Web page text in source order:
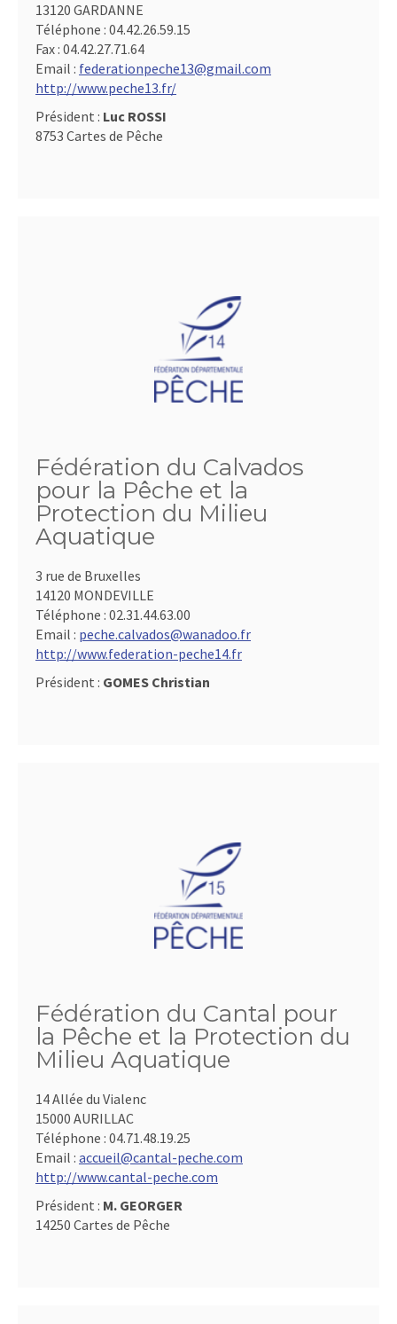
13120 GARDANNE
Téléphone : 04.42.26.59.15
Fax : 04.42.27.71.64
Email : federationpeche13@gmail.com
http://www.peche13.fr/
Président : Luc ROSSI
8753 Cartes de Pêche
Fédération du Calvados
pour la Pêche et la
Protection du Milieu
Aquatique
3 rue de Bruxelles
14120 MONDEVILLE
Téléphone : 02.31.44.63.00
Email : peche.calvados@wanadoo.fr
http://www.federation-peche14.fr
Président : GOMES Christian
Fédération du Cantal pour
la Pêche et la Protection du
Milieu Aquatique
14 Allée du Vialenc
15000 AURILLAC
Téléphone : 04.71.48.19.25
Email : accueil@cantal-peche.com
http://www.cantal-peche.com
Président : M. GEORGER
14250 Cartes de Pêche